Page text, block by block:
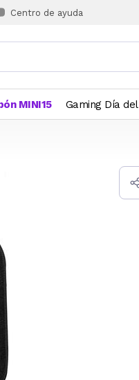
Centro de ayuda
MINI15 Gaming Día